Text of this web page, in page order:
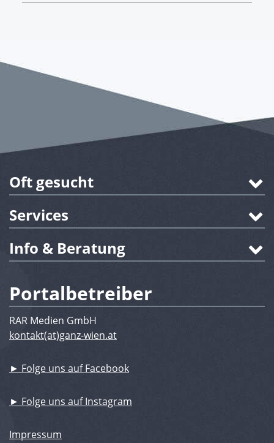
Oft gesucht
Services
Info & Beratung
Portalbetreiber
RAR Medien GmbH
kontakt(at)ganz-wien.at
► Folge uns auf Facebook
► Folge uns auf Instagram
Impressum